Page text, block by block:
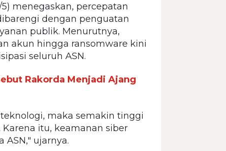
menegaskan, percepatan
dengan penguatan
publik. Menurutnya,
akun hingga ransomware kini
seluruh ASN.
Rakorda Menjadi Ajang
maka semakin tinggi
itu, keamanan siber
ujarnya.